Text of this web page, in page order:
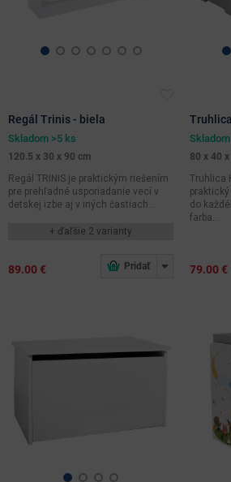
Regál Trinis - biela
Skladom >5 ks
120.5 x 30 x 90 cm
Regál TRINIS je praktickým riešením
pre prehľadné usporiadanie vecí v
detskej izbe aj v iných častiach...
+ ďaľšie 2 varianty
89.00 €
80 x 40
Truhlica
do
farba...
79.00 €